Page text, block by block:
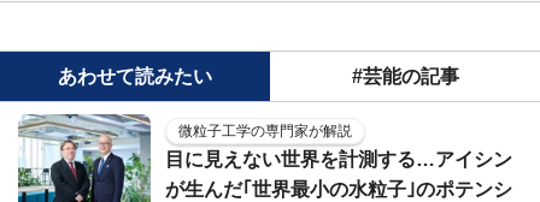
あわせて読みたい #芸能の記事
微粒子工学の専門家が解説
目に見えない世界を計測する…アイシン
が生んだ｢世界最小の水粒子｣のポテンシ